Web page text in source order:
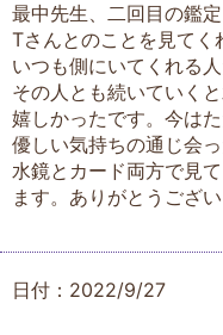
最中先生、二回目の鑑
Tさんとのことを見てく
いつも側にいてくれる
その人とも続いていく
嬉しかったです。今は
優しい気持ちの通じ会っ
水鏡とカード両方で見
ます。ありがとうござい
日付：2022/9/27